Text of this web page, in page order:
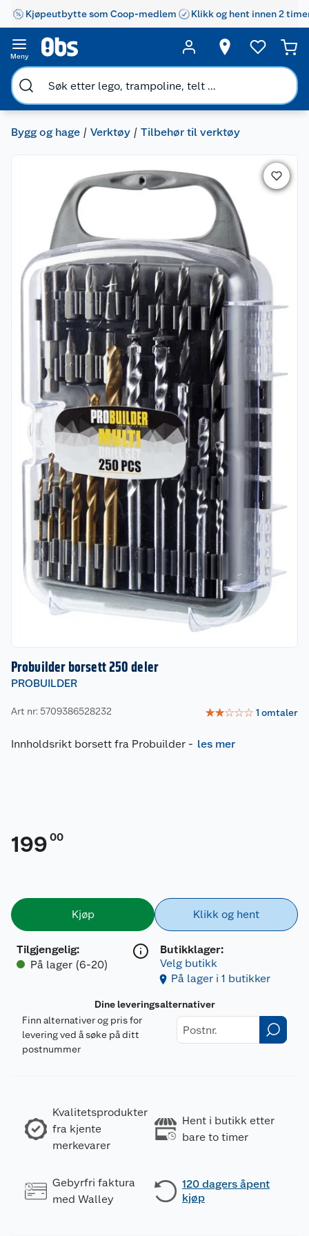
Kjøpeutbytte som Coop-medlem Klikk og hent innen 2
Meny
Bygg og hage Verktøy Tilbehør til verktøy
Probuilder borsett 250 deler
PROBUILDER
Art nr: 5709386528232 ☆☆☆☆☆ 1 omtaler
Innholdsrikt borsett fra Probuilder - les mer
199 00
Kjøp
Tilgjengelig:
På lager (6-20)
Klikk og hent
Butikklager:
Velg butikk
På lager i 1 butikker
Dine leveringsalternativer
Finn alternativer og pris for
levering ved å søke på ditt
postnummer
Kvalitetsprodukter
fra kjente
merkevarer
Hent i butikk etter
bare to timer
Gebyrfri faktura
med Walley
120 dagers åpent
kjøp